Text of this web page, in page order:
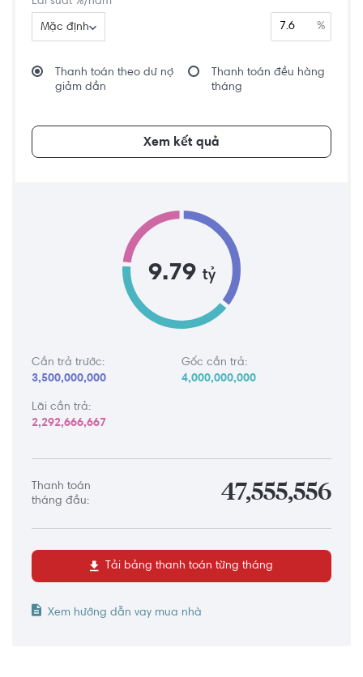
Mặc định %
Thanh toán theo dư nợ
giảm dần
Thanh toán đều hàng
tháng
Xem kết quả
9.79 tỷ
Cần trả trước:
3,500,000,000
Gốc cần trả:
4,000,000,000
Lãi cần trả:
2,292,666,667
Thanh toán
tháng đầu:
47,555,556
Tải bảng thanh toán từng tháng
Xem hướng dẫn vay mua nhà